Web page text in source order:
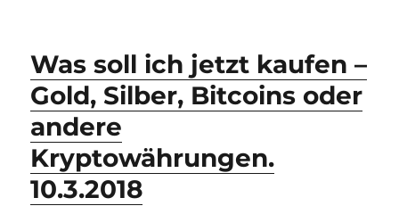
Was soll ich jetzt kaufen –
Gold, Silber, Bitcoins oder
andere
Kryptowährungen.
10.3.2018